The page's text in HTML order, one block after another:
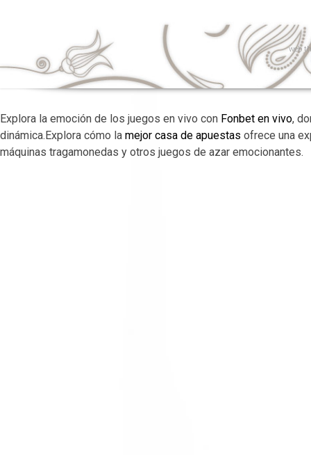
web
Explora la emoción de los juegos en vivo con Fonbet en vivo,
dinámica.Explora cómo la mejor casa de apuestas ofrece una
máquinas tragamonedas y otros juegos de azar emocionantes.